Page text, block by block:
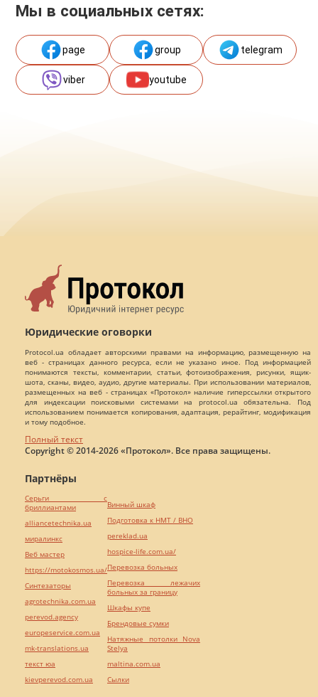
Мы в социальных сетях:
page group telegram
viber youtube
Юридические оговорки
Protocol.ua обладает авторскими правами на информацию, размещенную на
веб - страницах данного ресурса, если не указано иное. Под информацией
понимаются тексты, комментарии, статьи, фотоизображения, рисунки, ящик-
шота, сканы, видео, аудио, другие материалы. При использовании материалов,
размещенных на веб - страницах «Протокол» наличие гиперссылки открытого
для индексации поисковыми системами на protocol.ua обязательна. Под
использованием понимается копирования, адаптация, рерайтинг, модификация
и тому подобное.
Полный текст
Copyright © 2014-2026 «Протокол». Все права защищены.
Партнёры
Серьги с
бриллиантами
alliancetechnika.ua
миралинкс
Веб мастер
https://motokosmos.ua/
Синтезаторы
agrotechnika.com.ua
perevod.agency
europeservice.com.ua
mk-translations.ua
текст юа
kievperevod.com.ua
Винный шкаф
Подготовка к НМТ / ВНО
pereklad.ua
hospice-life.com.ua/
Перевозка больных
Перевозка лежачих
больных за границу
Шкафы купе
Брендовые сумки
Натяжные потолки Nova
Stelya
maltina.com.ua
Cылки